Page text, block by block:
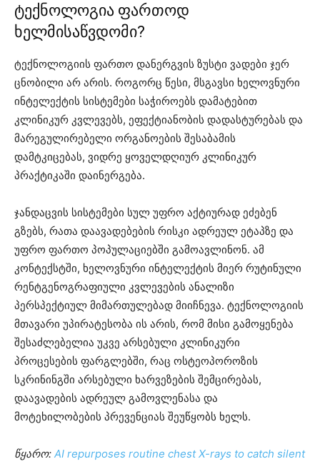
ტექნოლოგია ფართოდ
ხელმისაწვდომი?
ტექნოლოგიის ფართო დანერგვის ზუსტი ვადები ჯერ
ცნობილი არ არის. როგორც წესი, მსგავსი ხელოვნური
ინტელექტის სისტემები საჭიროებს დამატებით
კლინიკურ კვლევებს, ეფექტიანობის დადასტურებას და
მარეგულირებელი ორგანოების შესაბამის
დამტკიცებას, ვიდრე ყოველდღიურ კლინიკურ
პრაქტიკაში დაინერგება.
ჯანდაცვის სისტემები სულ უფრო აქტიურად ეძებენ
გზებს, რათა დაავადებების რისკი ადრეულ ეტაპზე და
უფრო ფართო პოპულაციებში გამოავლინონ. ამ
კონტექსტში, ხელოვნური ინტელექტის მიერ რუტინული
რენტგენოგრაფიული კვლევების ანალიზი
პერსპექტიულ მიმართულებად მიიჩნევა. ტექნოლოგიის
მთავარი უპირატესობა ის არის, რომ მისი გამოყენება
შესაძლებელია უკვე არსებული კლინიკური
პროცესების ფარგლებში, რაც ოსტეოპოროზის
სკრინინგში არსებული ხარვეზების შემცირებას,
დაავადების ადრეულ გამოვლენასა და
მოტეხილობების პრევენციას შეუწყობს ხელს.
წყარო: AI repurposes routine chest X-rays to catch silent